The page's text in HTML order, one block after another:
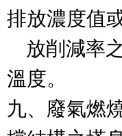
排放濃度值
放削減率
溫度。
九、廢氣燃